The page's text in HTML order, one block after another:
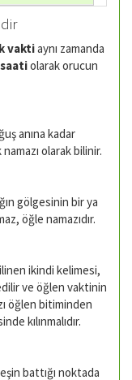
vaktiaynı zamanda
olarak orucun
anına kadar
olarak bilinir.
gölgesinin bir ya
öğle namazıdır.
ikindi kelimesi,
ve öğlen vaktinin
öğlen bitiminden
kılınmalıdır.
battığı noktada